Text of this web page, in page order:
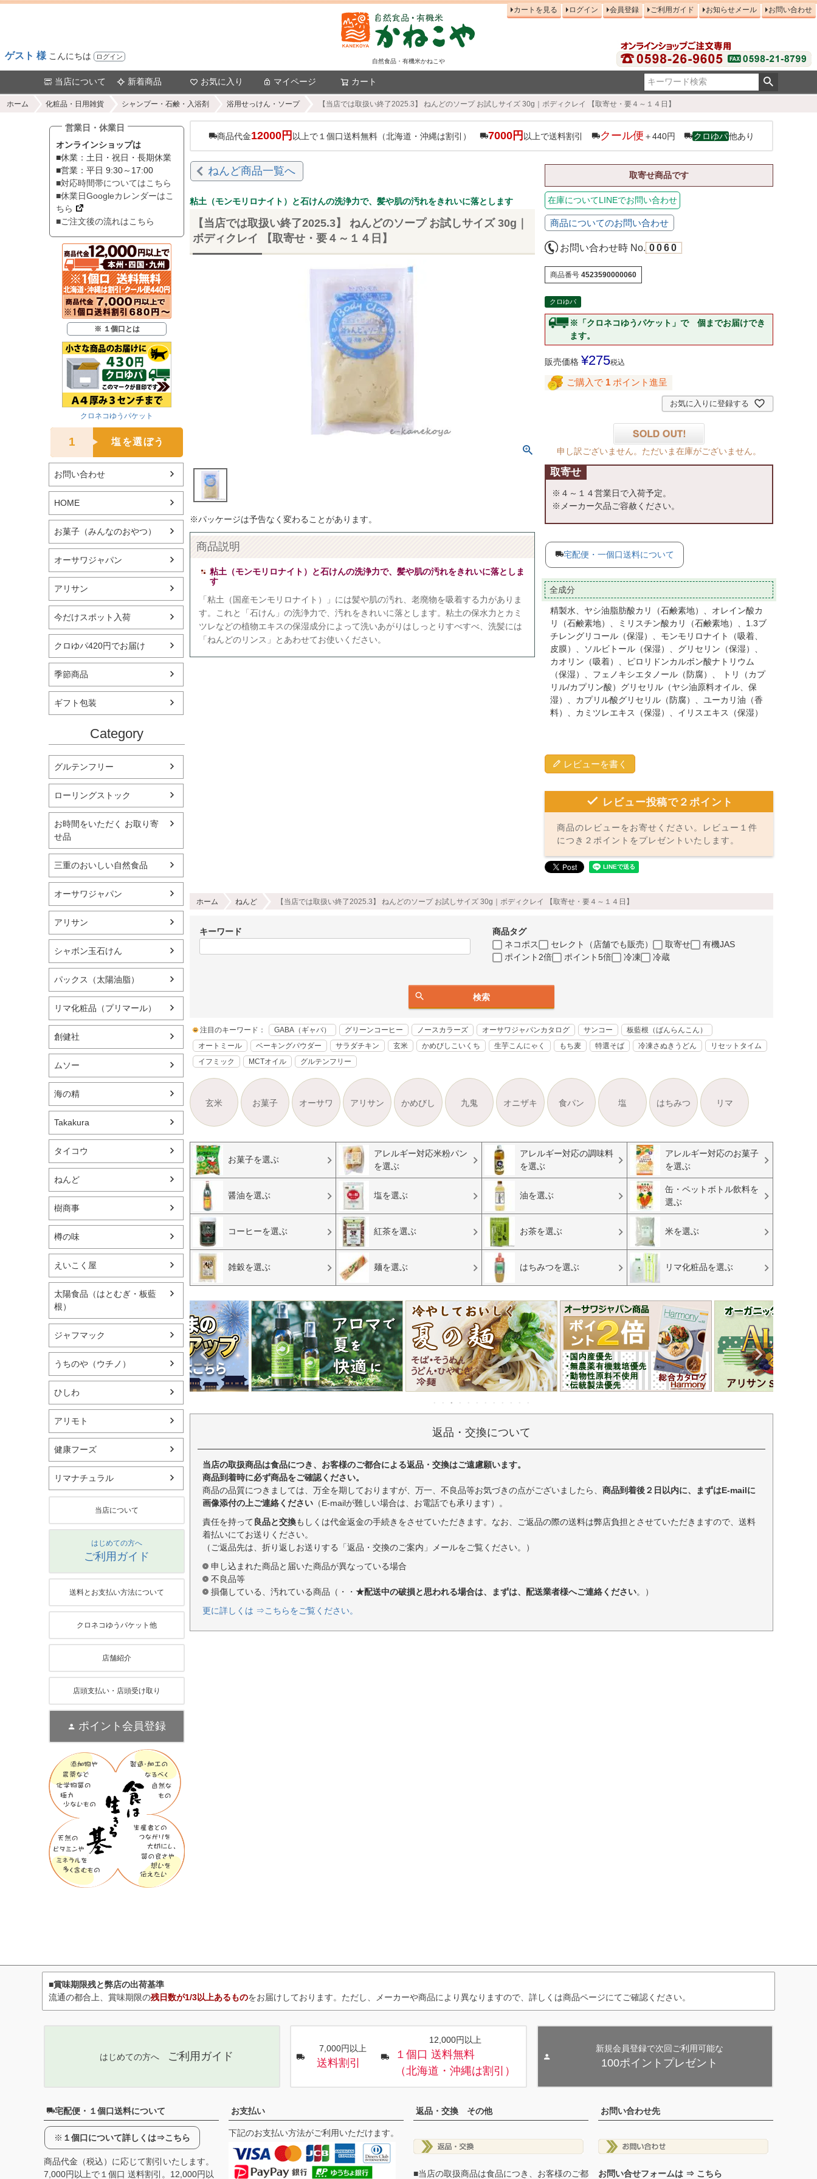
ゲスト 様 こんにちは ログイン
自然食品・有機米かねこや
カートを見る ログイン 会員登録 ご利用ガイド お知らせメール お問い合わせ
当店について 新着商品 お気に入り マイページ カート
ホーム 化粧品・日用雑貨 シャンプー・石鹸・入浴剤 浴用せっけん・ソープ 【当店では取扱い終了2025.3】 ねんどのソープ お試しサイズ 30g｜ボディクレイ 【取寄せ・要４～１４日】
営業日・休業日
オンラインショップは
■休業：土日・祝日・長期休業
■営業：平日 9:30～17:00
■対応時間帯についてはこちら
■休業日Googleカレンダーはこ
ちら
■ご注文後の流れはこちら
※ １個口とは
クロネコゆうパケット
1 塩を選ぼう
お問い合わせ
HOME
お菓子（みんなのおやつ）
オーサワジャパン
アリサン
今だけスポット入荷
クロゆパ420円でお届け
季節商品
ギフト包装
Category
グルテンフリー
ローリングストック
お時間をいただく お取り寄
せ品
三重のおいしい自然食品
オーサワジャパン
アリサン
シャボン玉石けん
パックス（太陽油脂）
リマ化粧品（プリマール）
創健社
ムソー
海の精
Takakura
タイコウ
ねんど
樹商事
樽の味
えいこく屋
太陽食品（はとむぎ・板藍
根）
ジャフマック
うちのや（ウチノ）
ひしわ
アリモト
健康フーズ
リマナチュラル
当店について
はじめての方へ
ご利用ガイド
送料とお支払い方法について
クロネコゆうパケット他
店舗紹介
店頭支払い・店頭受け取り
ポイント会員登録
商品代金12000円 以上で１個口送料無料（北海道・沖縄は割引） 7000円 以上で送料割引 クール便 ＋440円 クロゆパ他あり
ねんど商品一覧へ
粘土（モンモリロナイト）と石けんの洗浄力で、髪や肌の汚れをきれいに落とします
【当店では取扱い終了2025.3】 ねんどのソープ お試しサイズ 30g｜
ボディクレイ 【取寄せ・要４～１４日】
※パッケージは予告なく変わることがあります。
商品説明
粘土（モンモリロナイト）と石けんの洗浄力で、髪や肌の汚れをきれいに落としま
す
「粘土（国産モンモリロナイト）」には髪や肌の汚れ、老廃物を吸着する力がありま
す。これと「石けん」の洗浄力で、汚れをきれいに落とします。粘土の保水力とカミ
ツレなどの植物エキスの保湿成分によって洗いあがりはしっとりすべすべ、洗髪には
「ねんどのリンス」とあわせてお使いください。
取寄せ商品です
在庫についてLINEでお問い合わせ
商品についてのお問い合わせ
お問い合わせ時 No. 0060
商品番号 4523590000060
クロゆパ
※「クロネコゆうパケット」で 個までお届けでき
ます。
販売価格 ¥275税込
ご購入で 1 ポイント進呈
お気に入りに登録する
申し訳ございません。ただいま在庫がございません。
取寄せ
※４～１４営業日で入荷予定。
※メーカー欠品ご容赦ください。
宅配便・一個口送料について
全成分
精製水、ヤシ油脂肪酸カリ（石鹸素地）、オレイン酸カ
リ（石鹸素地）、ミリスチン酸カリ（石鹸素地）、1.3ブ
チレングリコール（保湿）、モンモリロナイト（吸着、
皮膜）、ソルビトール（保湿）、グリセリン（保湿）、
カオリン（吸着）、ピロリドンカルボン酸ナトリウム
（保湿）、フェノキシエタノール（防腐）、 トリ（カプ
リル/カプリン酸）グリセリル（ヤシ油原料オイル、保
湿）、カプリル酸グリセリル（防腐）、ユーカリ油（香
料）、カミツレエキス（保湿）、イリスエキス（保湿）
レビューを書く
レビュー投稿で２ポイント
商品のレビューをお寄せください。レビュー１件
につき２ポイントをプレゼントいたします。
ホーム ねんど 【当店では取扱い終了2025.3】 ねんどのソープ お試しサイズ 30g｜ボディクレイ 【取寄せ・要４～１４日】
キーワード
商品タグ
ネコポス
セレクト（店舗でも販売） 取寄せ
有機JAS
ポイント2倍
ポイント5倍 冷凍 冷蔵
検索
注目のキーワード： GABA（ギャバ） グリーンコーヒー ノースカラーズ オーサワジャパンカタログ サンコー
板藍根（ばんらんこん）
オートミール
ベーキングパウダー サラダチキン 玄米 かめびしこいくち 生芋こんにゃく もち麦 特選そば 冷凍さぬきうどん
リセットタイム
イフミック
MCTオイル グルテンフリー
玄米 お菓子 オーサワ アリサン かめびし 九鬼 オニザキ 食パン 塩 はちみつ リマ
お菓子を選ぶ
アレルギー対応米粉パン
を選ぶ
アレルギー対応の調味料
を選ぶ
アレルギー対応のお菓子
を選ぶ
醤油を選ぶ 塩を選ぶ 油を選ぶ
缶・ペットボトル飲料を
選ぶ
コーヒーを選ぶ 紅茶を選ぶ お茶を選ぶ 米を選ぶ
雑穀を選ぶ 麺を選ぶ はちみつを選ぶ リマ化粧品を選ぶ
返品・交換について
当店の取扱商品は食品につき、お客様のご都合による返品・交換はご遠慮願います。
商品到着時に必ず商品をご確認ください。
商品の品質につきましては、万全を期しておりますが、万一、不良品等お気づきの点がございましたら、 商品到着後２日以内に、まずはE-mailに
画像添付の上ご連絡ください （E-mailが難しい場合は、お電話でも承ります）。
責任を持って 良品と交換もしくは代金返金の手続きをさせていただきます。なお、ご返品の際の送料は弊店負担とさせていただきますので、送料
着払いにてお送りください。
（ご返品先は、折り返しお送りする「返品・交換のご案内」メールをご覧ください。）
申し込まれた商品と届いた商品が異なっている場合
不良品等
損傷している、汚れている商品（・・ ★配送中の破損と思われる場合は、まずは、配送業者様へご連絡ください。）
更に詳しくは ⇒こちらをご覧ください。
■賞味期限残と弊店の出荷基準
流通の都合上、賞味期限の残日数が1/3以上あるものをお届けしております。ただし、メーカーや商品により異なりますので、詳しくは商品ページにてご確認ください。
はじめての方へ ご利用ガイド
7,000円以上
送料割引
12,000円以上
１個口 送料無料
（北海道・沖縄は割引）
新規会員登録で次回ご利用可能な
100ポイントプレゼント
宅配便・１個口送料について
※ １個口について詳しくは⇒こちら
商品代金（税込）に応じて割引いたします。
7,000円以上で１個口 送料割引。12,000円以
お支払い
下記のお支払い方法がご利用いただけます。
返品・交換 その他
■当店の取扱商品は食品につき、お客様のご都
お問い合わせ先
お問い合せフォームは ⇒ こちら